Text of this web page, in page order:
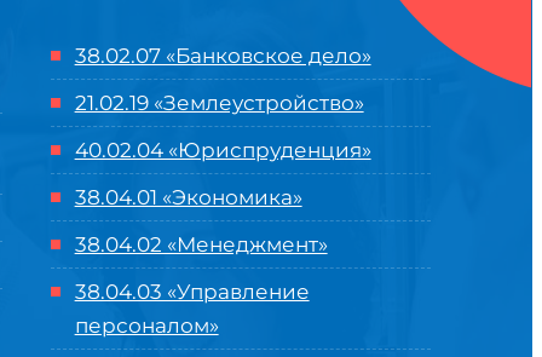
38.02.07 «Банковское дело»
21.02.19 «Землеустройство»
40.02.04 «Юриспруденция»
38.04.01 «Экономика»
38.04.02 «Менеджмент»
38.04.03 «Управление
персоналом»